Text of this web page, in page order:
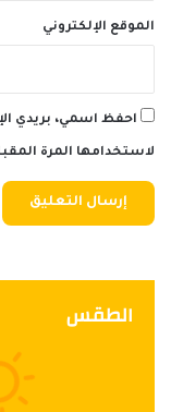
الموقع الإلكتروني
احفظ اسمي، بريدي
لاستخدامها المرة
الطقس